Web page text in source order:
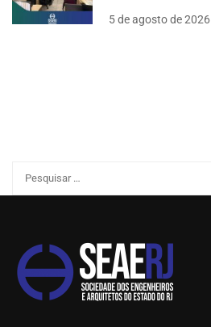
5 de agosto de 2026